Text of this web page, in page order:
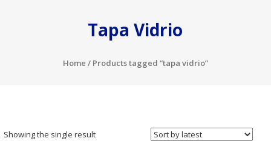
Tapa Vidrio
Home / Products tagged “tapa vidrio”
Showing the single result